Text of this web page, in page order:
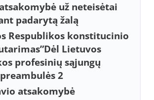
už neteisėtai
padarytą žalą
Respublikos konstitucinio
Lietuvos
profesinių sąjungų
2
atsakomybė